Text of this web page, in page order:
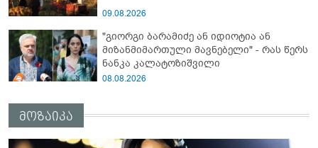
09.08.2026
"გიორგი ბარამიძე ან იდიოტია ან
მიზანმიმართული მავნებელი" - რას წერს
ნანკა კალატოზიშვილი
08.08.2026
მოზაიკა